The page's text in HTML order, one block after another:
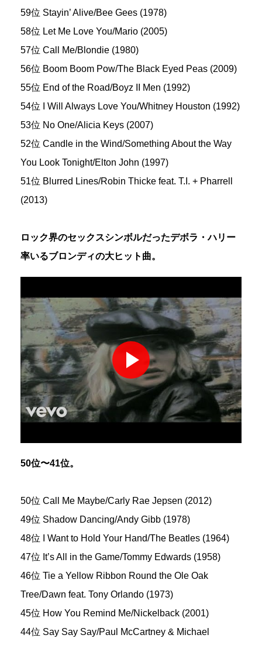
59位 Stayin’ Alive/Bee Gees (1978)
58位 Let Me Love You/Mario (2005)
57位 Call Me/Blondie (1980)
56位 Boom Boom Pow/The Black Eyed Peas (2009)
55位 End of the Road/Boyz II Men (1992)
54位 I Will Always Love You/Whitney Houston (1992)
53位 No One/Alicia Keys (2007)
52位 Candle in the Wind/Something About the Way
You Look Tonight/Elton John (1997)
51位 Blurred Lines/Robin Thicke feat. T.I. + Pharrell
(2013)
ロック界のセックスシンボルだったデボラ・ハリー
率いるブロンディの大ヒット曲。
50位〜41位。
50位 Call Me Maybe/Carly Rae Jepsen (2012)
49位 Shadow Dancing/Andy Gibb (1978)
48位 I Want to Hold Your Hand/The Beatles (1964)
47位 It’s All in the Game/Tommy Edwards (1958)
46位 Tie a Yellow Ribbon Round the Ole Oak
Tree/Dawn feat. Tony Orlando (1973)
45位 How You Remind Me/Nickelback (2001)
44位 Say Say Say/Paul McCartney & Michael